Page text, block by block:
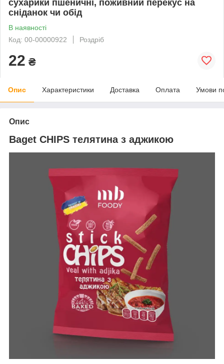
сухарики пшеничні, поживний перекус на
сніданок чи обід
В наявності
Код: 00-00000922
Роздріб
22 ₴
Опис Характеристики Доставка Оплата Умови
Опис
Baget CHIPS телятина з аджикою